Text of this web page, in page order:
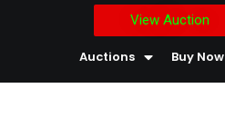
View Auction
Auctions Buy Now